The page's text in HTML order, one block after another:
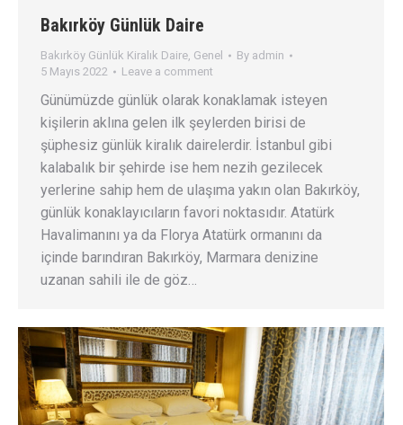
Bakırköy Günlük Daire
Bakırköy Günlük Kiralık Daire, Genel By admin
5 Mayıs 2022
Leave a comment
Günümüzde günlük olarak konaklamak isteyen
kişilerin aklına gelen ilk şeylerden birisi de
şüphesiz günlük kiralık dairelerdir. İstanbul gibi
kalabalık bir şehirde ise hem nezih gezilecek
yerlerine sahip hem de ulaşıma yakın olan Bakırköy,
günlük konaklayıcıların favori noktasıdır. Atatürk
Havalimanını ya da Florya Atatürk ormanını da
içinde barındıran Bakırköy, Marmara denizine
uzanan sahili ile de göz…